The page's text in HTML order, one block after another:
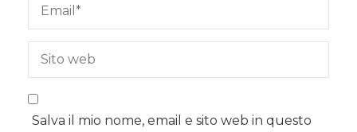
Salva il mio nome, email e sito web in questo